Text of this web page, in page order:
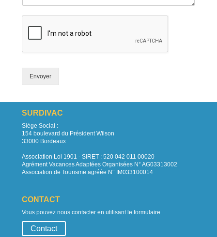
Envoyer
SURDIVAC
Siège Social :
154 boulevard du Président Wilson
33000 Bordeaux
Association Loi 1901 - SIRET : 520 042 011 00020
Agrément Vacances Adaptées Organisées N° AG03313002
Association de Tourisme agréée N° IM033100014
CONTACT
Vous pouvez nous contacter en utilisant le formulaire
Contact